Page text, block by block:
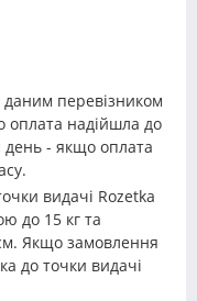
даним перевізником
оплата надійшла до
- якщо оплата
видачі Rozetka
до 15 кг та
Якщо замовлення
до точки видачі